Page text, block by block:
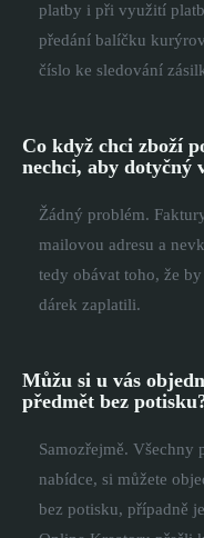
platby i při využití
předání balíčku
číslo ke sledování
Co když chci zboží
nechci, aby dotyčný
Žádný problém.
mailovou adresu a
tedy obávat toho, že
dárek zaplatili.
Můžu si u vás
předmět bez
Samozřejmě. Všechny
nabídce, si můžete
bez potisku, případně